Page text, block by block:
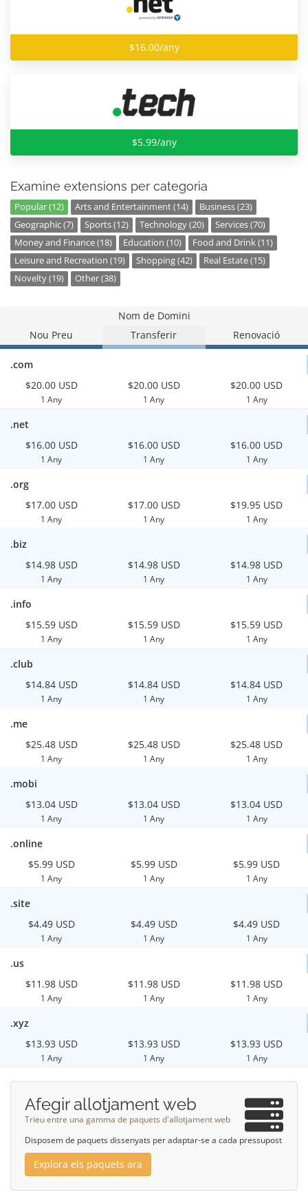
$16.00/any
$5.99/any
Examine extensions per categoria
Popular (12) Arts and Entertainment (14)
Business (23)
Geographic (7)
Sports (12) Technology (20)
Services (70)
Money and Finance (18)
Education (10)
Food and Drink (11)
Leisure and Recreation (19)
Shopping (42)
Real Estate (15)
Novelty (19)
Other (38)
Nom de Domini
Nou Preu
Transferir Renovació
.com
$20.00 USD
1 Any
$20.00 USD
1 Any
$20.00 USD
1 Any
.net
$16.00 USD
1 Any
$16.00 USD
1 Any
$16.00 USD
1 Any
.org
$17.00 USD
1 Any
$17.00 USD
1 Any
$19.95 USD
1 Any
.biz
$14.98 USD
1 Any
$14.98 USD
1 Any
$14.98 USD
1 Any
.info
$15.59 USD
1 Any
$15.59 USD
1 Any
$15.59 USD
1 Any
.club
$14.84 USD
1 Any
$14.84 USD
1 Any
$14.84 USD
1 Any
.me
$25.48 USD
1 Any
$25.48 USD
1 Any
$25.48 USD
1 Any
.mobi
$13.04 USD
1 Any
$13.04 USD
1 Any
$13.04 USD
1 Any
.online
$5.99 USD
1 Any
$5.99 USD
1 Any
$5.99 USD
1 Any
.site
$4.49 USD
1 Any
$4.49 USD
1 Any
$4.49 USD
1 Any
.us
$11.98 USD
1 Any
$11.98 USD
1 Any
$11.98 USD
1 Any
.xyz
$13.93 USD
1 Any
$13.93 USD
1 Any
$13.93 USD
1 Any
Afegir allotjament web
Trieu entre una gamma de paquets d'allotjament web
Disposem de paquets dissenyats per adaptar-se a cada pressupost
Explora els paquets ara